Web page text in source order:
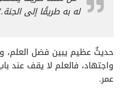
له به طريقًا إلى
حديثٌ عظيم يبين فضل العلم،
واجتهاد، فالعلم لا يقف عند
عمر.